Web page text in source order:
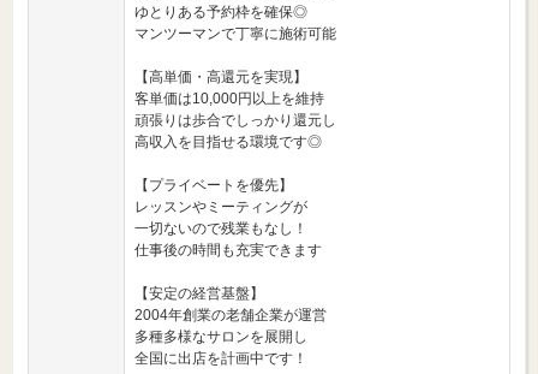
ゆとりある予約枠を確保◎
マンツーマンで丁寧に施術可能
【高単価・高還元を実現】
客単価は10,000円以上を維持
頑張りは歩合でしっかり還元し
高収入を目指せる環境です◎
【プライベートを優先】
レッスンやミーティングが
一切ないので残業もなし！
仕事後の時間も充実できます
【安定の経営基盤】
2004年創業の老舗企業が運営
多種多様なサロンを展開し
全国に出店を計画中です！